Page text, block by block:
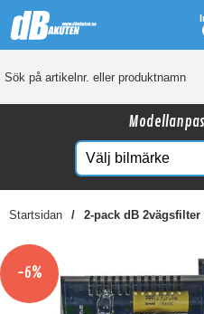
Startsidan 2-pack dB 2vägsfilter
Kanske någon av dessa
-6%